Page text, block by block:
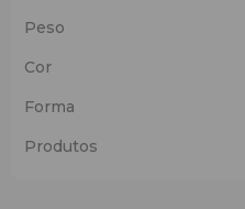
Peso
Cor
Forma
Produtos